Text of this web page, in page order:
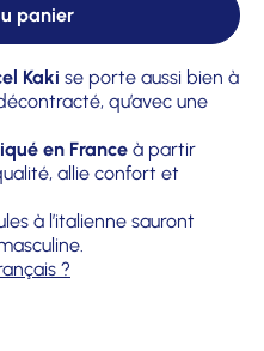
panier
Kaki se porte aussi bien à
qu’avec une
en France à partir
allie confort et
à l’italienne sauront
?